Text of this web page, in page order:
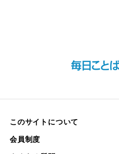
このサイトについて
会員制度